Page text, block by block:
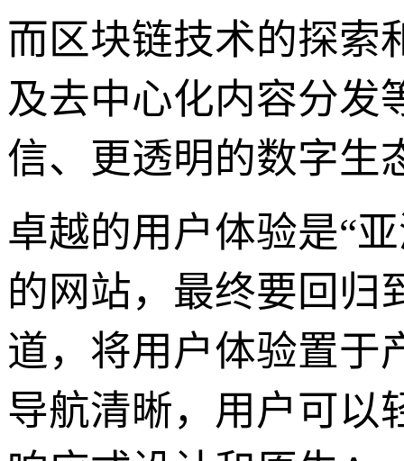
而区块链技术的探索
及去中心化内容分发
信、更透明的数字生
卓越的用户体验是“
的网站，最终要回归
道，将用户体验置于
导航清晰，用户可以